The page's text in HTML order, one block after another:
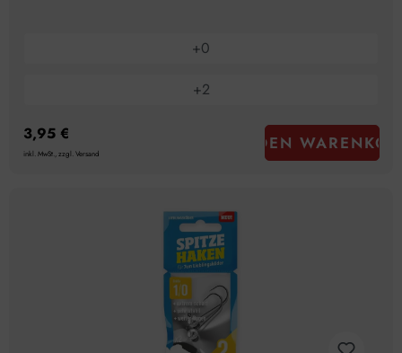
+0
+2
3,95 €
inkl. MwSt., zzgl. Versand IN DEN